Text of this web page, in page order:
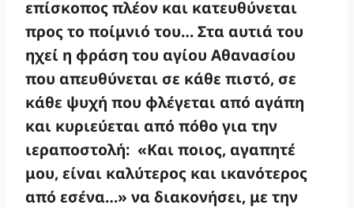
επίσκοπος πλέον και κατευθύνεται
προς το ποίμνιό του… Στα αυτιά του
ηχεί η φράση του αγίου Αθανασίου
που απευθύνεται σε κάθε πιστό, σε
κάθε ψυχή που φλέγεται από αγάπη
και κυριεύεται από πόθο για την
ιεραποστολή: «Και ποιος, αγαπητέ
μου, είναι καλύτερος και ικανότερος
από εσένα…» να διακονήσει, με την